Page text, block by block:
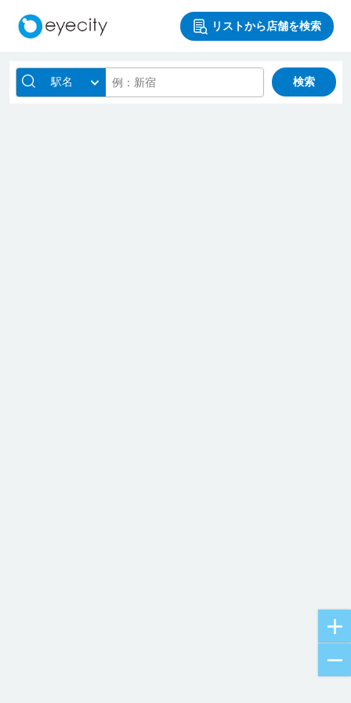
リストから店舗を検索
駅名 検索